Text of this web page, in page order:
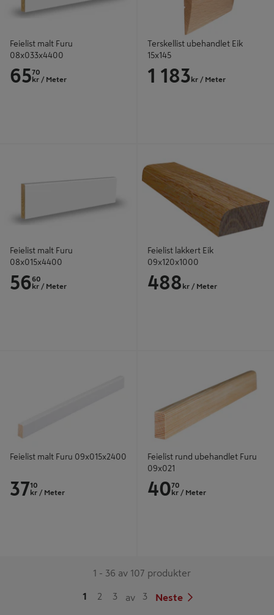
Feielist malt Furu
08x033x4400
6570
kr / Meter
Terskellist ubehandlet Eik
15x145
1 183 kr / Meter
Feielist malt Furu
08x015x4400
5660
kr / Meter
Feielist lakkert Eik
09x120x1000
488 kr / Meter
Feielist malt Furu 09x015x2400
3710
kr / Meter
Feielist rund ubehandlet Furu
09x021
4070
kr / Meter
1 - 36 av 107 produkter
1 2 3 av 3 Neste